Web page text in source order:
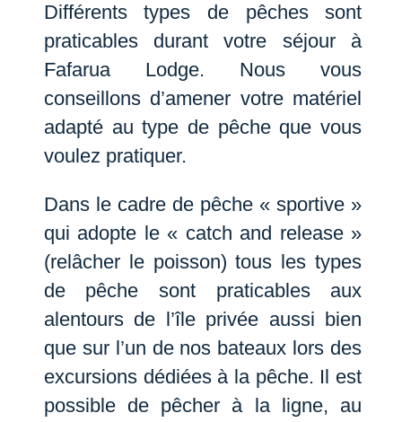
Différents types de pêches sont
praticables durant votre séjour à
Fafarua Lodge. Nous vous
conseillons d’amener votre matériel
adapté au type de pêche que vous
voulez pratiquer.
Dans le cadre de pêche « sportive »
qui adopte le « catch and release »
(relâcher le poisson) tous les types
de pêche sont praticables aux
alentours de l’île privée aussi bien
que sur l’un de nos bateaux lors des
excursions dédiées à la pêche. Il est
possible de pêcher à la ligne, au